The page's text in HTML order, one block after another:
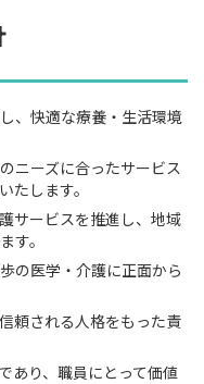
、快適な療養・生活環境
ニーズに合ったサービス
たします。
サービスを推進し、地域
す。
の医学・介護に正面から
頼される人格をもった責
あり、職員にとって価値